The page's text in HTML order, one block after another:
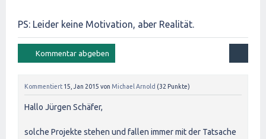
PS: Leider keine Motivation, aber Realität.
Kommentiert 15, Jan 2015 von Michael Arnold (32 Punkte)
Hallo Jürgen Schäfer,
solche Projekte stehen und fallen immer mit der Tatsache